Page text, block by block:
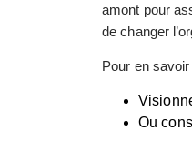
amont pour
de changer
Pour en
Ou